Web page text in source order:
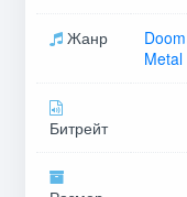
Жанр
Metal
Битрейт